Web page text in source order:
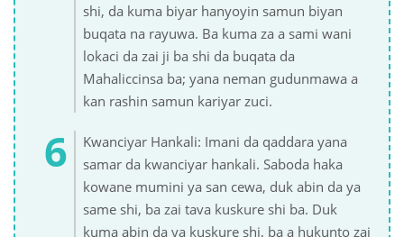
shi, da kuma biyar hanyoyin samun biyan
buqata na rayuwa. Ba kuma za a sami wani
lokaci da zai ji ba shi da buqata da
Mahaliccinsa ba; yana neman gudunmawa a
kan rashin samun kariyar zuci.
Kwanciyar Hankali: Imani da qaddara yana
samar da kwanciyar hankali. Saboda haka
kowane mumini ya san cewa, duk abin da ya
same shi, ba zai tava kuskure shi ba. Duk
kuma abin da ya kuskure shi, ba a hukunto zai